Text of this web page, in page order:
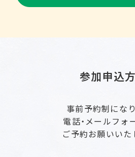
参加申込
事前予約制にな
電話・メールフォ
ご予約お願いいた